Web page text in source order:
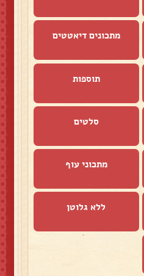
מתכונים דיאטטים
תוספות
סלטים
מתכוני עוף
ללא גלוטן